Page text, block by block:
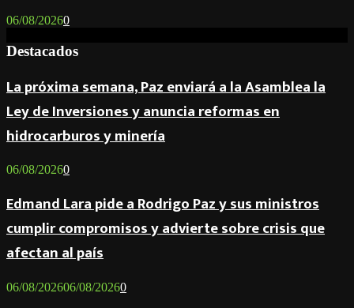
06/08/20260
Destacados
La próxima semana, Paz enviará a la Asamblea la
Ley de Inversiones y anuncia reformas en
hidrocarburos y minería
06/08/20260
Edmand Lara pide a Rodrigo Paz y sus ministros
cumplir compromisos y advierte sobre crisis que
afectan al país
06/08/202606/08/20260